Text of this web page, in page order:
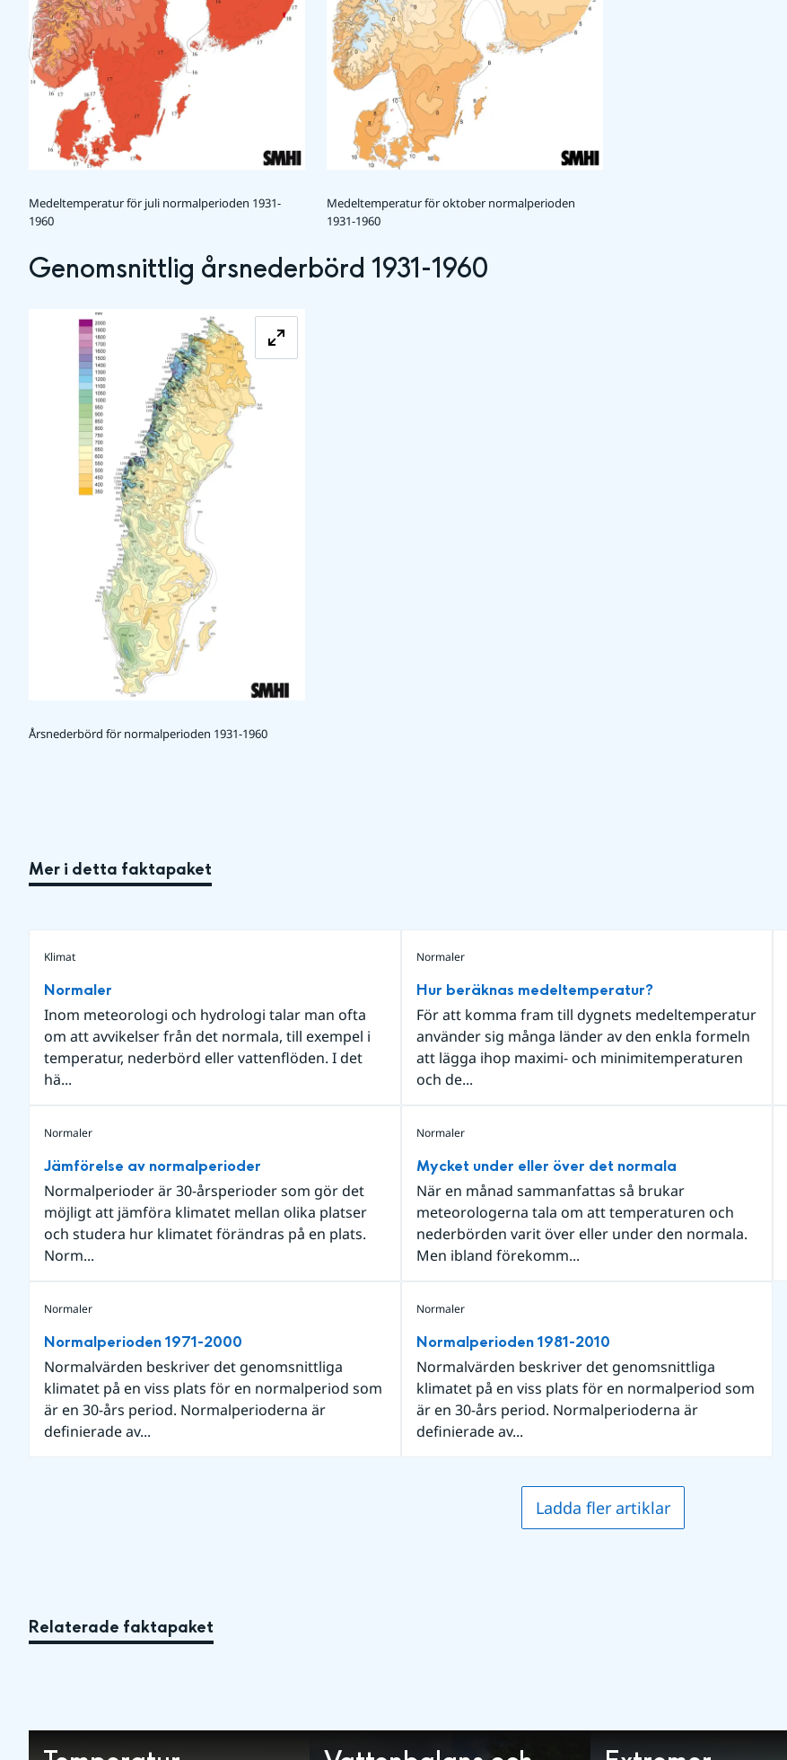
Medeltemperatur för juli normalperioden 1931-
1960
Medeltemperatur för oktober normalperioden
1931-1960
Genomsnittlig årsnederbörd 1931-1960
Årsnederbörd för normalperioden 1931-1960
Mer i detta faktapaket
Klimat
Normaler
Inom meteorologi och hydrologi talar man ofta
om att avvikelser från det normala, till exempel i
temperatur, nederbörd eller vattenflöden. I det
hä...
Normaler
Hur beräknas medeltemperatur?
För att komma fram till dygnets medeltemperatur
använder sig många länder av den enkla formeln
att lägga ihop maximi- och minimitemperaturen
och de...
Normaler
Jämförelse av normalperioder
Normalperioder är 30-årsperioder som gör det
möjligt att jämföra klimatet mellan olika platser
och studera hur klimatet förändras på en plats.
Norm...
Normaler
Mycket under eller över det normala
När en månad sammanfattas så brukar
meteorologerna tala om att temperaturen och
nederbörden varit över eller under den normala.
Men ibland förekomm...
Normaler
Normalperioden 1971-2000
Normalvärden beskriver det genomsnittliga
klimatet på en viss plats för en normalperiod som
är en 30-års period. Normalperioderna är
definierade av...
Normaler
Normalperioden 1981-2010
Normalvärden beskriver det genomsnittliga
klimatet på en viss plats för en normalperiod som
är en 30-års period. Normalperioderna är
definierade av...
Ladda fler artiklar
Relaterade faktapaket